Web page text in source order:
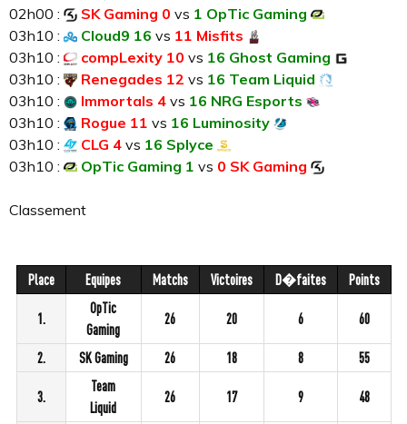
02h00 :
SK Gaming 0 vs 1 OpTic Gaming
03h10 :
Cloud9 16 vs 11 Misfits
03h10 :
compLexity 10 vs 16 Ghost Gaming
03h10 :
Renegades 12 vs 16 Team Liquid
03h10 :
Immortals 4 vs 16 NRG Esports
03h10 :
Rogue 11 vs 16 Luminosity
03h10 :
CLG 4 vs 16 Splyce
03h10 :
OpTic Gaming 1 vs 0 SK Gaming
Classement
Place Equipes Matchs Victoires D�faites Points
1.
OpTic
Gaming
26 20 6 60
2. SK Gaming 26 18 8 55
3.
Team
Liquid
26 17 9 48